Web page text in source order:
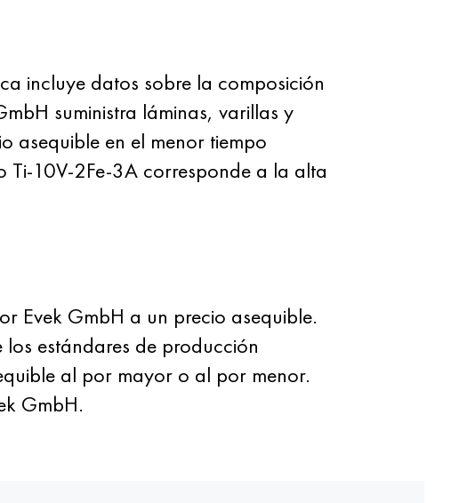
incluye datos sobre la composición
suministra láminas, varillas y
asequible en el menor tiempo
Ti-10V-2Fe-3A corresponde a la alta
Evek GmbH a un precio asequible.
estándares de producción
al por mayor o al por menor.
GmbH.